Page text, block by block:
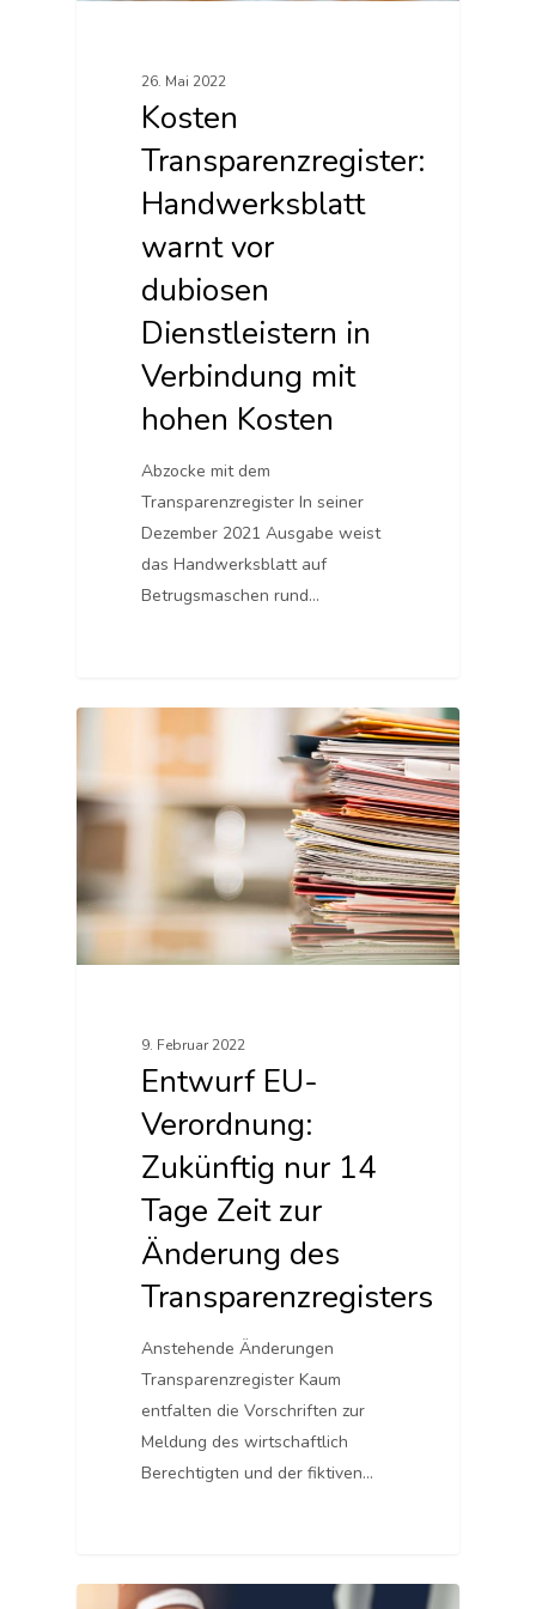
26. Mai 2022
Kosten
Transparenzregister:
Handwerksblatt
warnt vor
dubiosen
Dienstleistern in
Verbindung mit
hohen Kosten
Abzocke mit dem
Transparenzregister In seiner
Dezember 2021 Ausgabe weist
das Handwerksblatt auf
Betrugsmaschen rund…
9. Februar 2022
Entwurf EU-
Verordnung:
Zukünftig nur 14
Tage Zeit zur
Änderung des
Transparenzregisters
Anstehende Änderungen
Transparenzregister Kaum
entfalten die Vorschriften zur
Meldung des wirtschaftlich
Berechtigten und der fiktiven…